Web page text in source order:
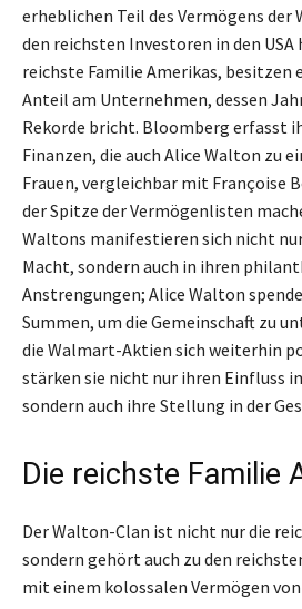
erheblichen Teil des Vermögens der
den reichsten Investoren in den
reichste Familie Amerikas, besitzen
Anteil am Unternehmen, dessen
Rekorde bricht. Bloomberg erfasst
Finanzen, die auch Alice Walton zu
Frauen, vergleichbar mit Françoise
der Spitze der Vermögenlisten
Waltons manifestieren sich nicht
Macht, sondern auch in ihren
Anstrengungen; Alice Walton
Summen, um die Gemeinschaft zu
die Walmart-Aktien sich weiterhin
stärken sie nicht nur ihren Einfluss
sondern auch ihre Stellung in der
Die reichste Familie
Der Walton-Clan ist nicht nur die
sondern gehört auch zu den
mit einem kolossalen Vermögen